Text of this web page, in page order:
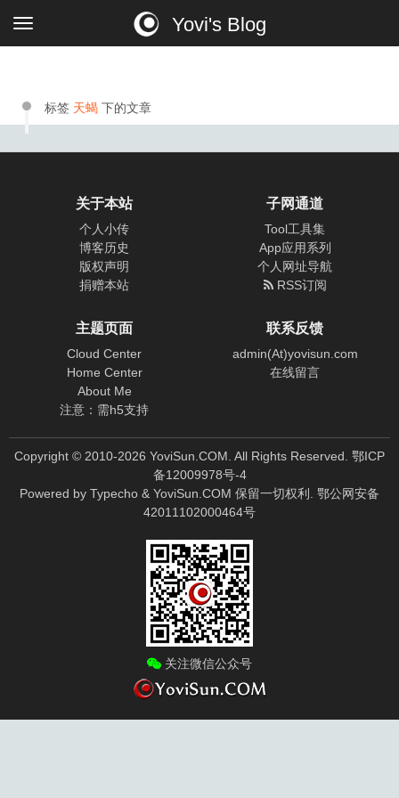
Yovi's Blog
标签 天蝎 下的文章
关于本站
个人小传
博客历史
版权声明
捐赠本站
子网通道
Tool工具集
App应用系列
个人网址导航
RSS订阅
主题页面
Cloud Center
Home Center
About Me
注意：需h5支持
联系反馈
admin(At)yovisun.com
在线留言
Copyright © 2010-2026 YoviSun.COM. All Rights Reserved. 鄂ICP
备12009978号-4
Powered by Typecho & YoviSun.COM 保留一切权利. 鄂公网安备
42011102000464号
关注微信公众号